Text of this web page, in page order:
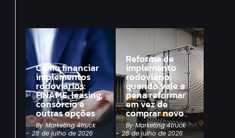
Como financiar
implementos
rodoviários:
FINAME, leasing,
consórcio e
outras opções
By Marketing 4truck
- 28 de julho de 2026
Reforma de
implemento
rodoviário:
quando vale a
pena reformar
em vez de
comprar novo
By Marketing 4truck
- 28 de julho de 2026